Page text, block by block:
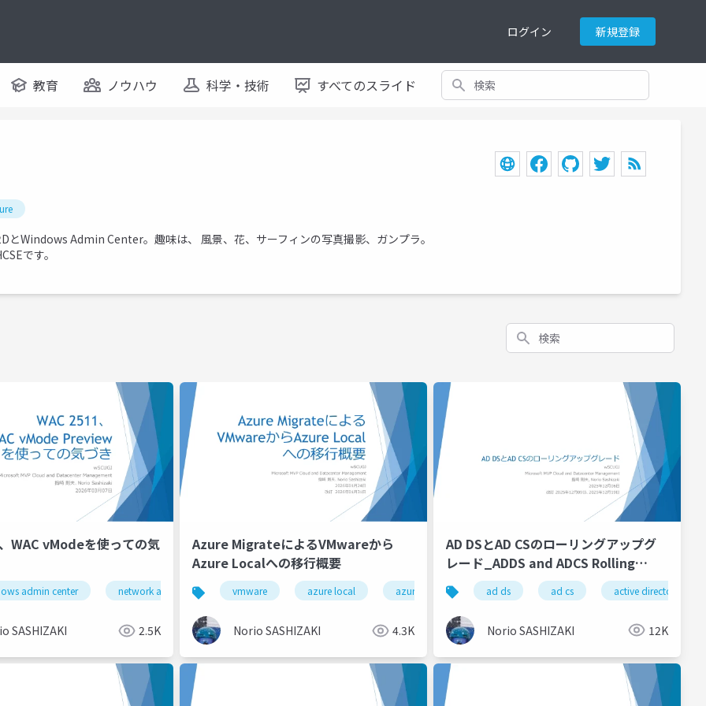
ログイン 新規登録
教育 ノウハウ 科学・技術 すべてのスライド 検索
Windows Admin Center。趣味は、 風景、花、サーフィンの写真撮影、ガンプラ。
です。
検索
WAC vModeを使っての気
admin center network atc
SASHIZAKI 2.5K
Azure MigrateによるVMwareから
Azure Localへの移行概要
vmware azure local azure migrate
Norio SASHIZAKI 4.3K
AD DSとAD CSのローリングアップグ
レード_ADDS and ADCS Rolling
Upgradead ds ad cs active directory
Norio SASHIZAKI 12K